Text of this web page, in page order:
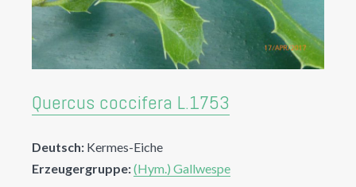
Quercus coccifera L.1753
Deutsch: Kermes-Eiche
Erzeugergruppe:(Hym.) Gallwespe